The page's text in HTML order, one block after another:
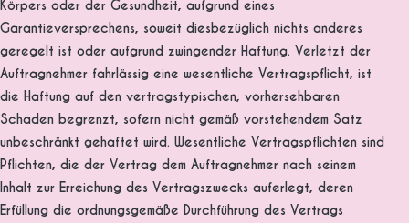
Körpers oder der Gesundheit, aufgrund eines
Garantieversprechens, soweit diesbezüglich nichts anderes
geregelt ist oder aufgrund zwingender Haftung. Verletzt der
Auftragnehmer fahrlässig eine wesentliche Vertragspflicht, ist
die Haftung auf den vertragstypischen, vorhersehbaren
Schaden begrenzt, sofern nicht gemäß vorstehendem Satz
unbeschränkt gehaftet wird. Wesentliche Vertragspflichten sind
Pflichten, die der Vertrag dem Auftragnehmer nach seinem
Inhalt zur Erreichung des Vertragszwecks auferlegt, deren
Erfüllung die ordnungsgemäße Durchführung des Vertrags